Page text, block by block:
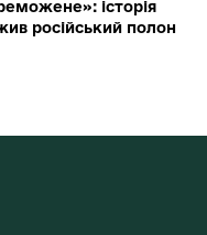
історія
російський полон